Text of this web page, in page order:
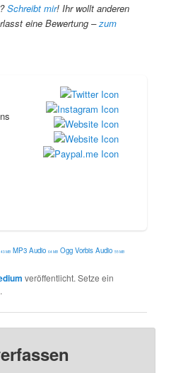
Schreibt mir! Ihr wollt anderen
eine Bewertung –zum
43 MB MP3 Audio 64 MB Ogg Vorbis Audio 55 MB
veröffentlicht. Setze ein
.